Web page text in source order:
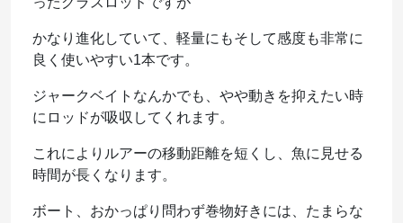
かなり進化していて、軽量にもそして感度も非常に
良く使いやすい1本です。
ジャークベイトなんかでも、やや動きを抑えたい時
にロッドが吸収してくれます。
これによりルアーの移動距離を短くし、魚に見せる
時間が長くなります。
ボート、おかっぱり問わず巻物好きには、たまらな